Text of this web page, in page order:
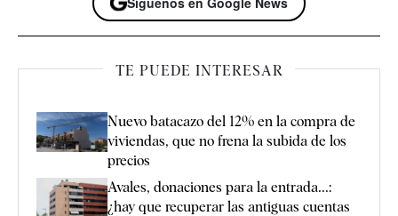
TE PUEDE INTERESAR
Nuevo batacazo del 12% en la compra de
viviendas, que no frena la subida de los
precios
Avales, donaciones para la entrada...:
¿hay que recuperar las antiguas cuentas